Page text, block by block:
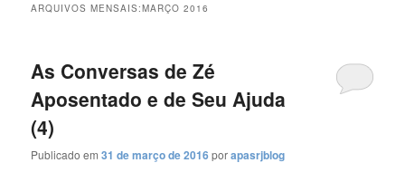
ARQUIVOS MENSAIS:MARÇO 2016
As Conversas de Zé
Aposentado e de Seu Ajuda
(4)
Publicado em31 de março de 2016porapasrjblog